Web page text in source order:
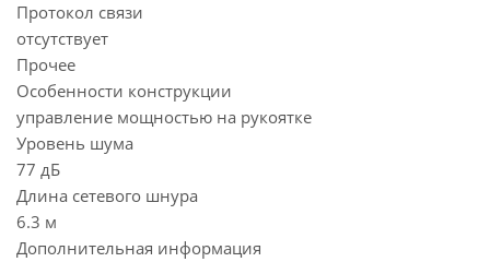
Протокол связи
отсутствует
Прочее
Особенности конструкции
управление мощностью на рукоятке
Уровень шума
77 дБ
Длина сетевого шнура
6.3 м
Дополнительная информация